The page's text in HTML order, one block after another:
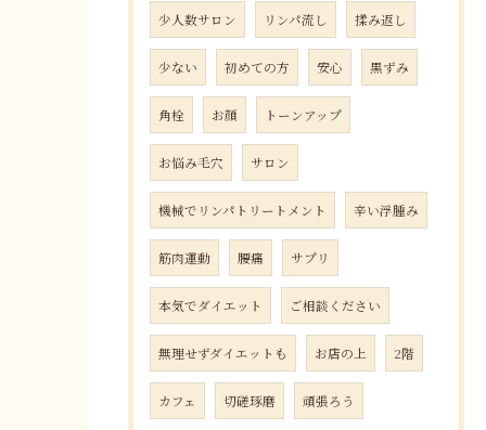
少人数サロン リンパ流し 揉み返し
少ない 初めての方 安心 黒ずみ
角栓 お顔 トーンアップ
お悩み毛穴 サロン
機械でリンパトリートメント 辛い浮腫み
筋肉運動 腰痛 サプリ
本気でダイエット ご相談ください
無理せずダイエットも お店の上 2階
カフェ 切磋琢磨 頑張ろう